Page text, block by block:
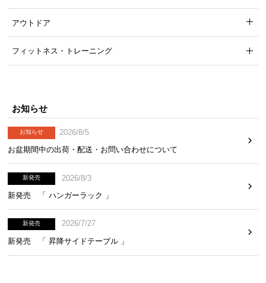
アウトドア
フィットネス・トレーニング
お知らせ
お知らせ
2026/8/5
お盆期間中の出荷・配送・お問い合わせについて
新発売
2026/8/3
新発売 「 ハンガーラック 」
新発売
2026/7/27
新発売 「 昇降サイドテーブル 」